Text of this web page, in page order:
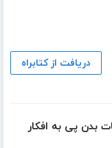
دریافت از کتابراه
بدن پی به افکار